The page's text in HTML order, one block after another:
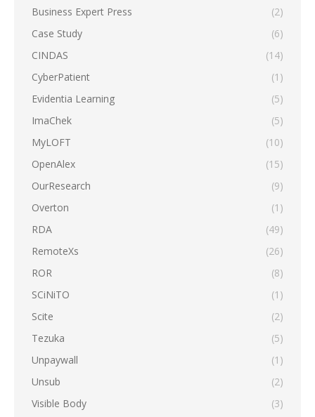
Business Expert Press
(2)
Case Study
(6)
CINDAS
(14)
CyberPatient
(1)
Evidentia Learning
(5)
ImaChek
(5)
MyLOFT
(10)
OpenAlex
(15)
OurResearch
(9)
Overton
(1)
RDA
(49)
RemoteXs
(26)
ROR
(8)
SCiNiTO
(1)
Scite
(2)
Tezuka
(5)
Unpaywall
(1)
Unsub
(2)
Visible Body
(3)